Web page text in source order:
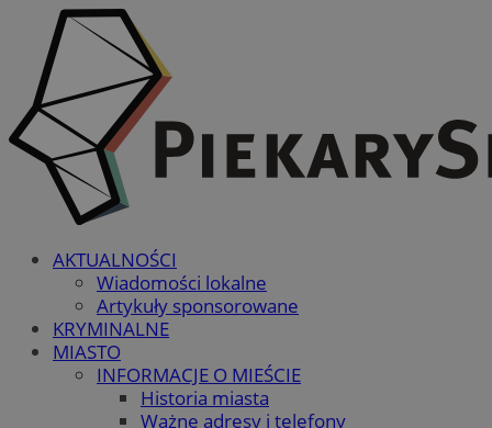
AKTUALNOŚCI
Wiadomości lokalne
Artykuły sponsorowane
KRYMINALNE
MIASTO
INFORMACJE O MIEŚCIE
Historia miasta
Ważne adresy i telefony